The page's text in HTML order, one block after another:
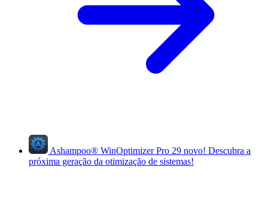
Ashampoo® WinOptimizer Pro 29 novo! Descubra a
próxima geração da otimização de sistemas!